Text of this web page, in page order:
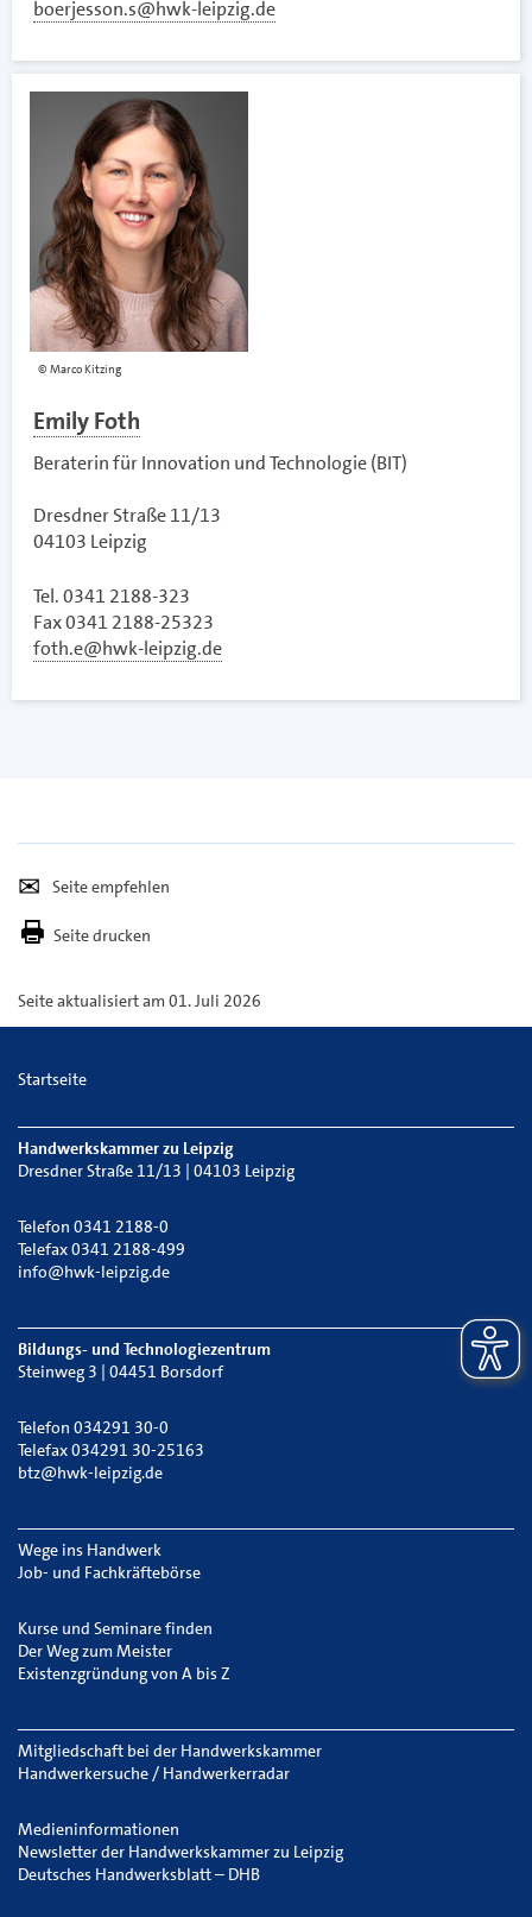
boerjesson.s@hwk-leipzig.de
Marco Kitzing
Emily Foth
Beraterin für Innovation und Technologie (BIT)
Dresdner Straße 11/13
04103 Leipzig
Tel. 0341 2188-323
Fax 0341 2188-25323
foth.e@hwk-leipzig.de
empfehlen
Per
E-
versenden
Seite drucken
Seite aktualisiert am 01. Juli 2026
Startseite
Handwerkskammer zu Leipzig
Dresdner Straße 11/13 | 04103 Leipzig
Telefon 0341 2188-0
Telefax 0341 2188-499
info@hwk-leipzig.de
Bildungs- und Technologiezentrum
Steinweg 3 | 04451 Borsdorf
Telefon 034291 30-0
Telefax 034291 30-25163
btz@hwk-leipzig.de
Wege ins Handwerk
Job- und Fachkräftebörse
Kurse und Seminare finden
Der Weg zum Meister
Existenzgründung von A bis Z
Mitgliedschaft bei der Handwerkskammer
Handwerkersuche / Handwerkerradar
Medieninformationen
Newsletter der Handwerkskammer zu Leipzig
Deutsches Handwerksblatt – DHB